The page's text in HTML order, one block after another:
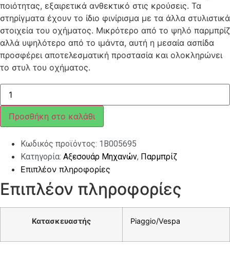
ποιότητας, εξαιρετικά ανθεκτικό στις κρούσεις. Τα
στηρίγματα έχουν το ίδιο φινίρισμα με τα άλλα στυλιστικά
στοιχεία του οχήματος. Μικρότερο από το ψηλό παρμπρίζ
αλλά υψηλότερο από το ιμάντα, αυτή η μεσαία ασπίδα
προσφέρει αποτελεσματική προστασία και ολοκληρώνει
το στυλ του οχήματος.
ΠΑΡΜΠΡΙΖ
VESPA
PRIMAVERA
MY>18
ΜΕΣΑΙΟ
ΚΟΜΠΛΕ
Προσθήκη στο καλάθι
Κωδικός προϊόντος: 1B005695
Κατηγορία: Αξεσουάρ Μηχανών, Παρμπρίζ
Επιπλέον πληροφορίες
Επιπλέον πληροφορίες
Κατασκευαστής Piaggio/Vespa